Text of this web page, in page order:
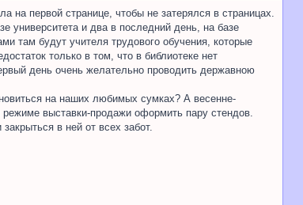
первой странице, чтобы не затерялся в страницах.
университета и два в последний день, на базе
там будут учителя трудового обучения, которые
только в том, что в библиотеке нет
день очень желательно проводить державною
на наших любимых сумках? А весенне-
выставки-продажи оформить пару стендов.
в ней от всех забот.